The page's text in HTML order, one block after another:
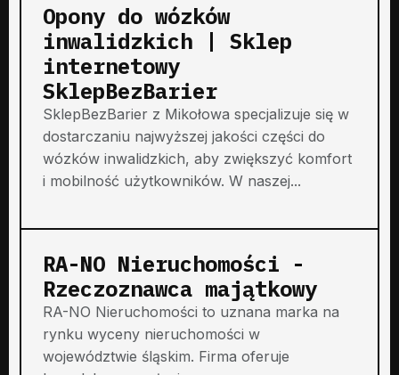
Opony do wózków
inwalidzkich | Sklep
internetowy
SklepBezBarier
SklepBezBarier z Mikołowa specjalizuje się w
dostarczaniu najwyższej jakości części do
wózków inwalidzkich, aby zwiększyć komfort
i mobilność użytkowników. W naszej...
RA-NO Nieruchomości -
Rzeczoznawca majątkowy
RA-NO Nieruchomości to uznana marka na
rynku wyceny nieruchomości w
województwie śląskim. Firma oferuje